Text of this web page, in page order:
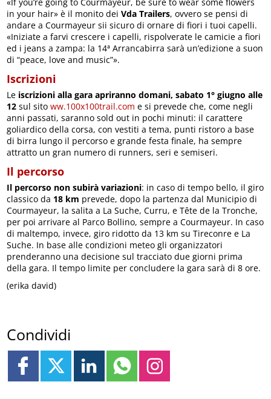
in your hair» è il monito deiVda Trailers, ovvero se pensi di
andare a Courmayeur sii sicuro di ornare di fiori i tuoi capelli.
«Iniziate a farvi crescere i capelli, rispolverate le camicie a fiori
ed i jeans a zampa: la 14ª Arrancabirra sarà un’edizione a suon
di “peace, love and music”».
Iscrizioni
Le iscrizioni alla gara apriranno domani, sabato 1° giugno alle
12 sul sitoww.100x100trail.com e si prevede che, come negli
anni passati, saranno sold out in pochi minuti: il carattere
goliardico della corsa, con vestiti a tema, punti ristoro a base
di birra lungo il percorso e grande festa finale, ha sempre
attratto un gran numero di runners, seri e semiseri.
Il percorso
Il percorso non subirà variazioni: in caso di tempo bello, il giro
classico da 18 km prevede, dopo la partenza dal Municipio di
Courmayeur, la salita a La Suche, Curru, e Tête de la Tronche,
per poi arrivare al Parco Bollino, sempre a Courmayeur. In caso
di maltempo, invece, giro ridotto da 13 km su Tireconre e La
Suche. In base alle condizioni meteo gli organizzatori
prenderanno una decisione sul tracciato due giorni prima
della gara. Il tempo limite per concludere la gara sarà di 8 ore.
(erika david)
Condividi